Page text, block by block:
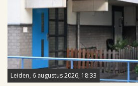
Leiden, 6 augustus 2026, 18:33